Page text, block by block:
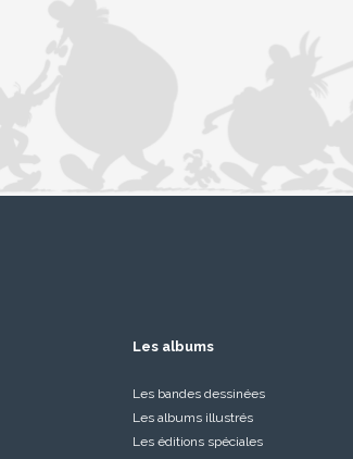
Les albums
Les bandes dessinées
Les albums illustrés
Les éditions spéciales